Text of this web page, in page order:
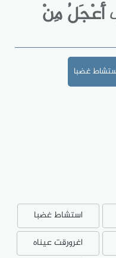
أَعْجَلُ مِنْ
غضبا
استشاط غضبا
اغرورقت عيناه